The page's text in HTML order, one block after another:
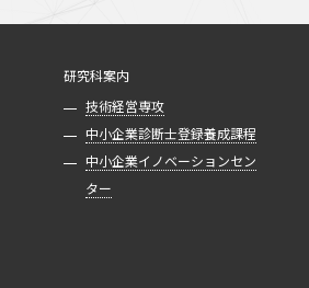
研究科案内
技術経営専攻
中小企業診断士登録養成課程
中小企業イノベーションセン
ター